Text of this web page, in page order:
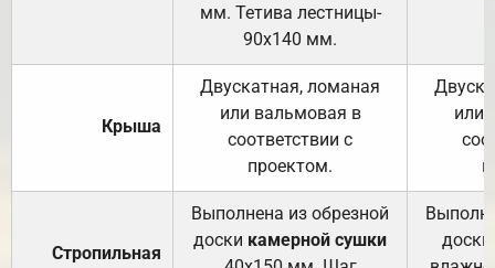
мм. Тетива лестницы-
90х140 мм.
Крыша
Двускатная, ломаная
или вальмовая в
соответствии с
проектом.
или
Стропильная
Выполнена из обрезной
доски камерной сушки
доски